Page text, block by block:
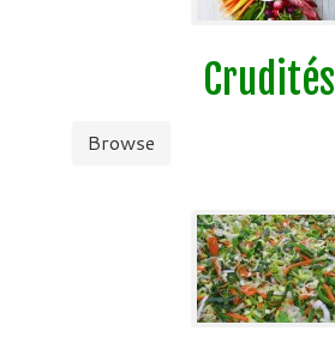
Crudités
Browse